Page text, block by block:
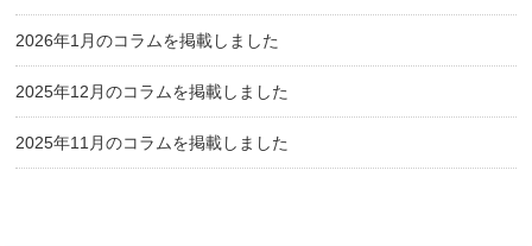
2026年1月のコラムを掲載しました
2025年12月のコラムを掲載しました
2025年11月のコラムを掲載しました